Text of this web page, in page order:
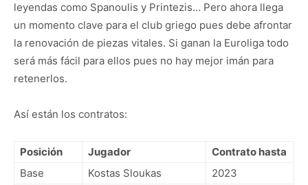
leyendas como Spanoulis y Printezis… Pero ahora llega
un momento clave para el club griego pues debe afrontar
la renovación de piezas vitales. Si ganan la Euroliga todo
será más fácil para ellos pues no hay mejor imán para
retenerlos.
Así están los contratos:
Posición Jugador
Contrato hasta
Base
Kostas Sloukas
2023